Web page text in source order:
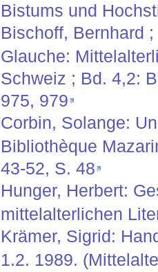
Bistums und
Bischoff, Bernhard
Glauche:
Schweiz ; Bd. 4,2:
975, 979
Corbin, Solange:
Bibliothèque
43-52, S. 48
Hunger, Herbert:
mittelalterlichen
Krämer, Sigrid:
1.2. 1989.